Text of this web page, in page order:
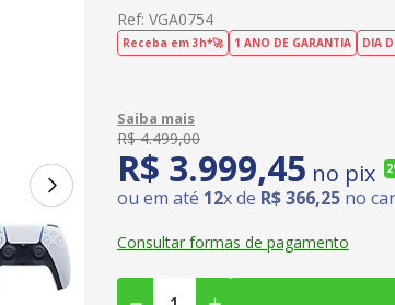
Ref: VGA0754
Receba em 3h*🚀 1 ANO DE GARANTIA DIA
R$ 4.499,00
R$ 3.999,45 no pix
ou em até 12x de R$366,25 no
Consultar formas de pagamento